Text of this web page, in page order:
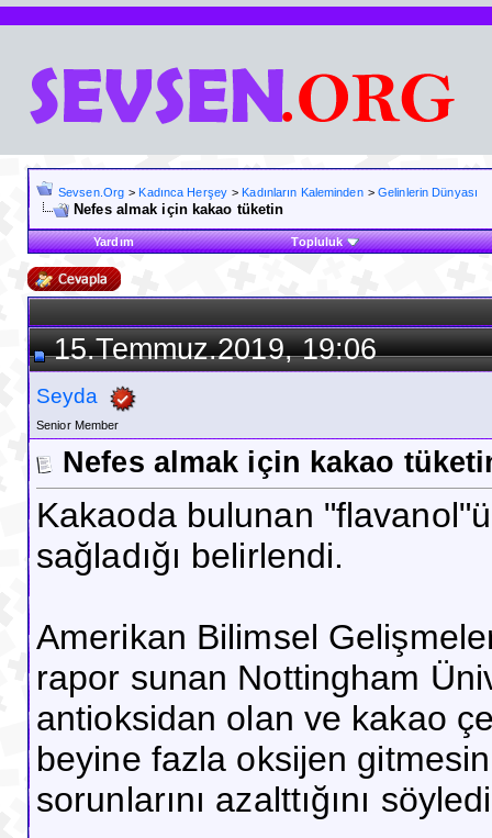
Sevsen.Org > Kadınca Herşey > Kadınların Kaleminden >Gelinlerin Dünyası
Nefes almak için kakao tüketin
Yardım Topluluk
15.Temmuz.2019, 19:06
Seyda
Senior Member
Nefes almak için kakao
Kakaoda bulunan
sağladığı belirlendi.
Amerikan Bilimsel
rapor sunan Nottingham
antioksidan olan ve kakao
beyine fazla oksijen
sorunlarını azalttığını